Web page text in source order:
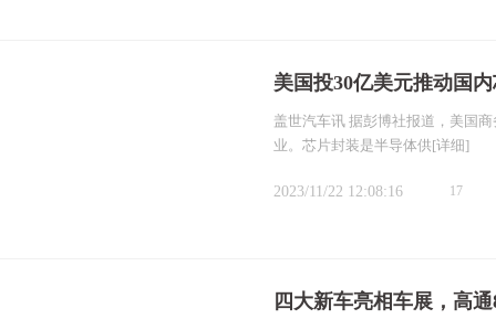
美国投30亿美元推动国
盖世汽车讯 据彭博社报道，美国
业。芯片封装是半导体供[详细]
2023/11/22 12:08:16 17
四大新车亮相车展，高